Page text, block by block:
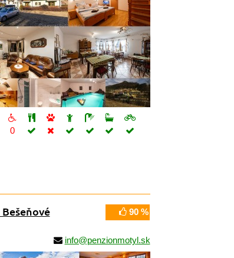
0
90 %
info@penzionmotyl.sk